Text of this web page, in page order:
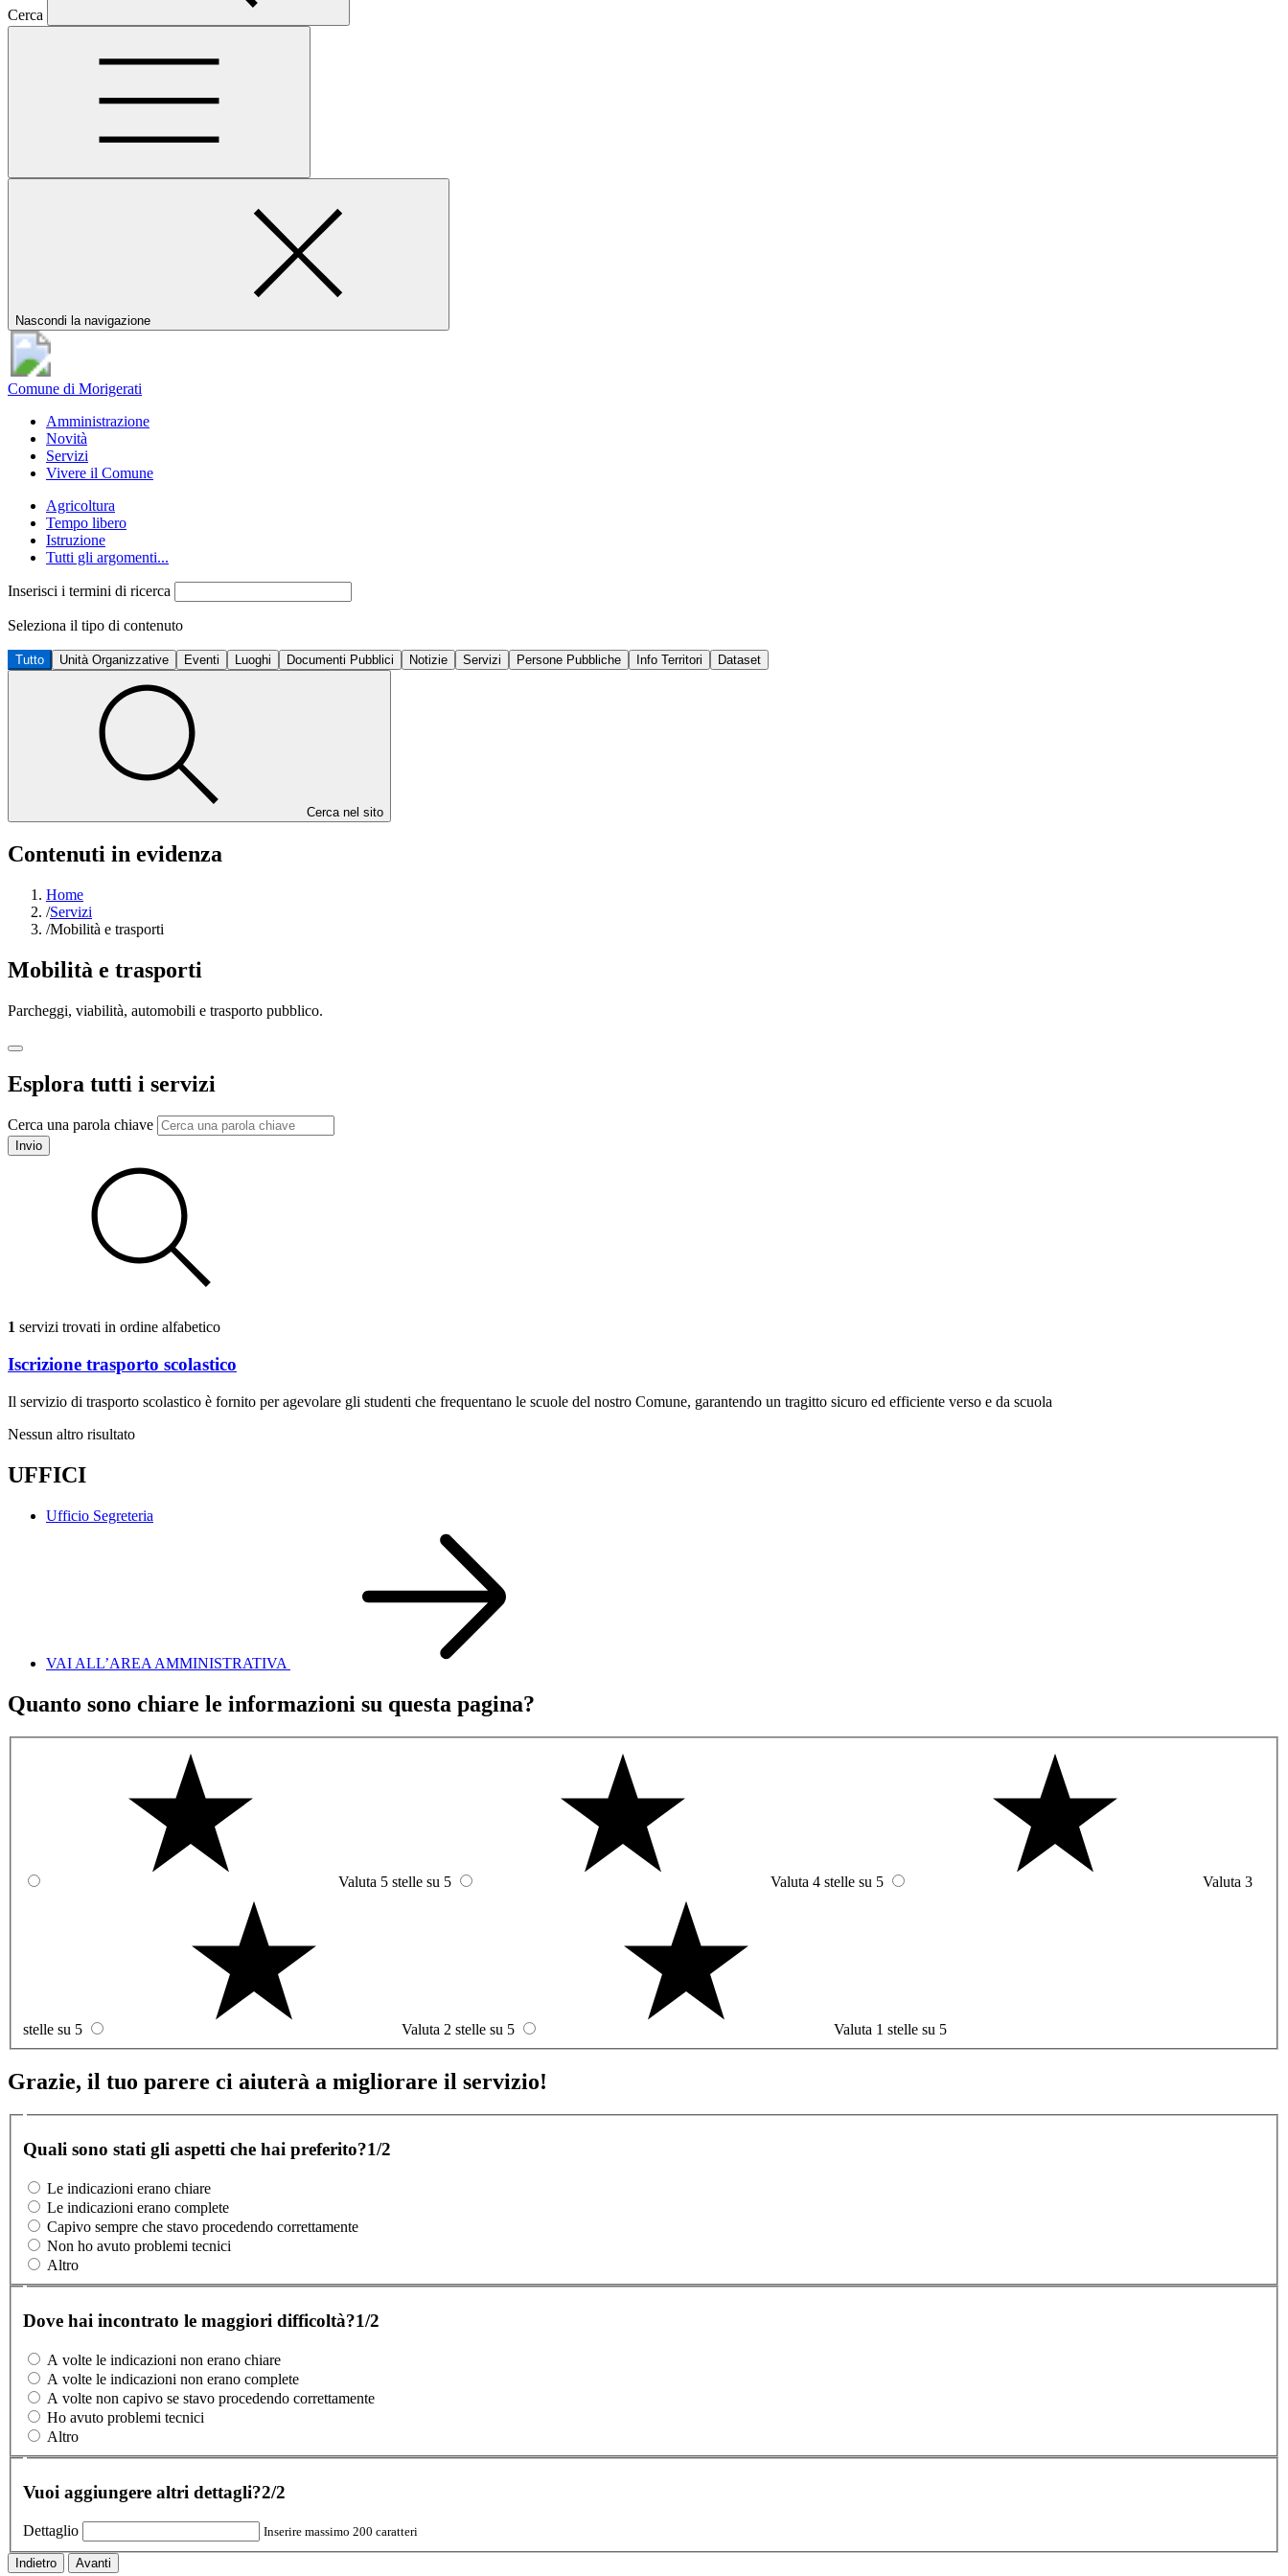
Cerca
Nascondi la navigazione
Comune di Morigerati
Amministrazione
Novità
Servizi
Vivere il Comune
Agricoltura
Tempo libero
Istruzione
Tutti gli argomenti...
Inserisci i termini di ricerca
Seleziona il tipo di contenuto
Tutto Unità Organizzative Eventi Luoghi Documenti Pubblici Notizie Servizi Persone Pubbliche Info Territori Dataset
Cerca nel sito
Contenuti in evidenza
Home
/Servizi
/Mobilità e trasporti
Mobilità e trasporti
Parcheggi, viabilità, automobili e trasporto pubblico.
Esplora tutti i servizi
Cerca una parola chiave
Invio
1 servizi trovati in ordine alfabetico
Iscrizione trasporto scolastico
Il servizio di trasporto scolastico è fornito per agevolare gli studenti che frequentano le scuole del nostro Comune, garantendo un tragitto sicuro ed efficiente verso e da scuola
Nessun altro risultato
UFFICI
Ufficio Segreteria
VAI ALL’AREA AMMINISTRATIVA
Quanto sono chiare le informazioni su questa pagina?
Valuta 5 stelle su 5 Valuta 4 stelle su 5 Valuta 3
stelle su 5 Valuta 2 stelle su 5 Valuta 1 stelle su 5
Grazie, il tuo parere ci aiuterà a migliorare il servizio!
Quali sono stati gli aspetti che hai preferito?1/2
Le indicazioni erano chiare
Le indicazioni erano complete
Capivo sempre che stavo procedendo correttamente
Non ho avuto problemi tecnici
Altro
Dove hai incontrato le maggiori difficoltà?1/2
A volte le indicazioni non erano chiare
A volte le indicazioni non erano complete
A volte non capivo se stavo procedendo correttamente
Ho avuto problemi tecnici
Altro
Vuoi aggiungere altri dettagli?2/2
Dettaglio Inserire massimo 200 caratteri
Indietro Avanti